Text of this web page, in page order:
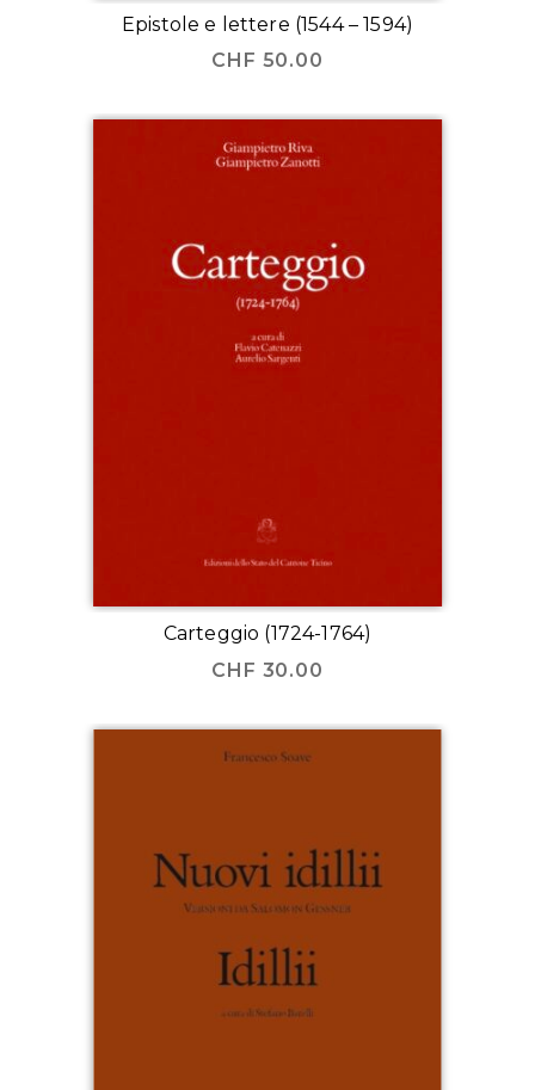
Epistole e lettere (1544 – 1594)
CHF 50.00
Carteggio (1724-1764)
CHF 30.00